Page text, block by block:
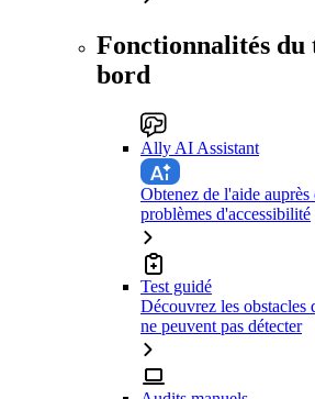
Fonctionnalités du
bord
Ally AI Assistant
Obtenez de l'aide
problèmes d'accessibilité
Test guidé
Découvrez les obstacles
ne peuvent pas détecter